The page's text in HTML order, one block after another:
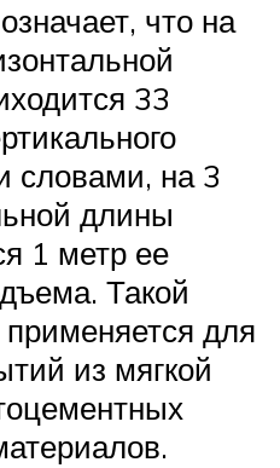
что на
33
словами, на 3
длины
1 метр ее
Такой
для
из мягкой